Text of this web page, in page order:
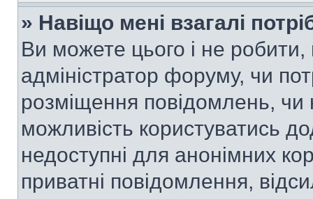
» Навіщо мені взагалі
Ви можете цього і не робити,
адміністратор форуму, чи
розміщення повідомлень, чи
можливість користуватись
недоступні для анонімних
приватні повідомлення,